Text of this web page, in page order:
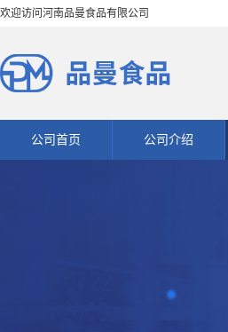
欢迎访问河南品曼食品有限公司
公司首页 公司介绍